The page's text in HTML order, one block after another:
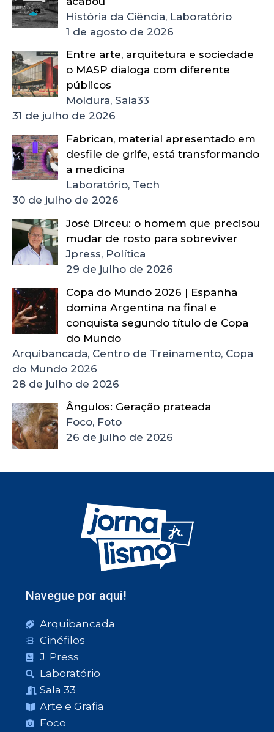
História da Ciência, Laboratório
1 de agosto de 2026
Entre arte, arquitetura e sociedade
o MASP dialoga com diferente
públicos
Moldura, Sala33
31 de julho de 2026
Fabrican, material apresentado em
desfile de grife, está transformando
a medicina
Laboratório, Tech
30 de julho de 2026
José Dirceu: o homem que precisou
mudar de rosto para sobreviver
Jpress, Política
29 de julho de 2026
Copa do Mundo 2026 | Espanha
domina Argentina na final e
conquista segundo título de Copa
do Mundo
Arquibancada, Centro de Treinamento, Copa
do Mundo 2026
28 de julho de 2026
Ângulos: Geração prateada
Foco, Foto
26 de julho de 2026
Navegue por aqui!
Arquibancada
Cinéfilos
J. Press
Laboratório
Sala 33
Arte e Grafia
Foco